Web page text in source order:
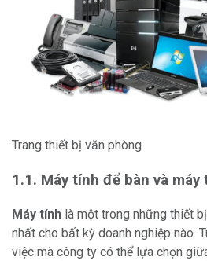
Trang thiết bị văn phòng
1.1. Máy tính để bàn và
Máy tính là một trong những thiết
nhất cho bất kỳ doanh nghiệp nào.
việc mà công ty có thể lựa chọn